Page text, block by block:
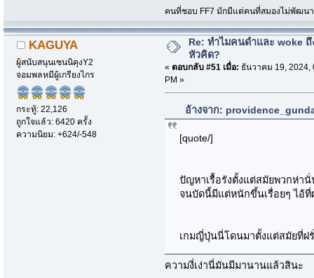
คนที่ชอบ FF7 มักมีแต่คนที่สมองไม่พัฒนา
KAGUYA
ผู้สนับสนุนเซนนิคุงY2
จอมพลหมีผู้เกรียงไกร
กระทู้: 22,126
ถูกใจแล้ว: 6420 ครั้ง
ความนิยม: +624/-548
Re: ทำไมคนดำและ woke ถึ
หัวคิด?
« ตอบกลับ #51 เมื่อ: ธันวาคม 19, 2024,
PM »
อ้างจาก:
[quote/]
ปัญหาเรื้อรังตั้งแต่สมัยพวกห่า
จนบัดนี้มีแต่หนักขึ้นเรื่อยๆ ไอ้
เกมญี่ปุ่นนี่โดนมาตั้งแต่สมัยที่ฝ
ความงี่เง่านี่มันมีมานานแล้วสินะ